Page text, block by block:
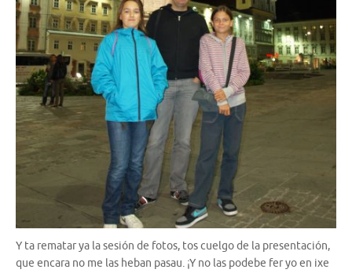
Y ta rematar ya la sesión de fotos, tos cuelgo de la presentación,
que encara no me las heban pasau. ¡Y no las podebe fer yo en ixe